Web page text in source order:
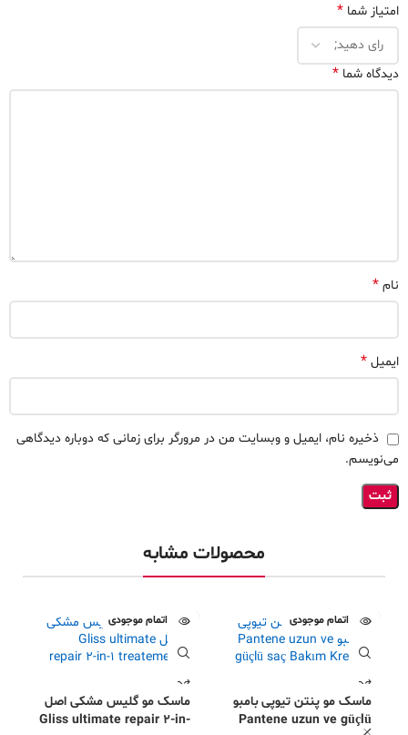
امتیاز شما *
دیدگاه شما *
نام *
ایمیل *
ذخیره نام، ایمیل و وبسایت من در مرورگر برای زمانی که دوباره دیدگاهی
می‌نویسم.
محصولات مشابه
اتمام موجودی
ماسک مو پنتن تیوپی بامبو
Pantene uzun ve güçlü
اتمام موجودی
ماسک مو گلیس مشکی اصل
Gliss ultimate repair 2-in-